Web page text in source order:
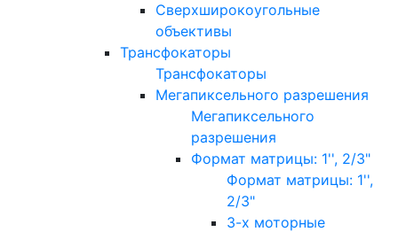
Сверхширокоугольные
объективы
Трансфокаторы
Трансфокаторы
Мегапиксельного разрешения
Мегапиксельного
разрешения
Формат матрицы: 1'', 2/3"
Формат матрицы: 1'',
2/3"
3-х моторные